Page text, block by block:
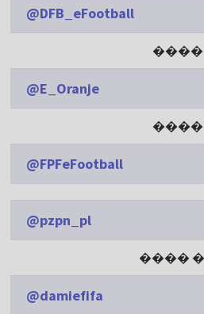
@DFB_eFootball
����
@E_Oranje
����
@FPFeFootball
@pzpn_pl
����
@damiefifa